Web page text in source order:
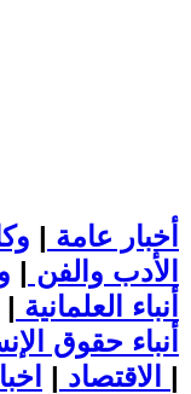
أخبار عامة |
الأدب والفن |
أنباء العلمانية |
أنباء حقوق
الاقتصاد | |